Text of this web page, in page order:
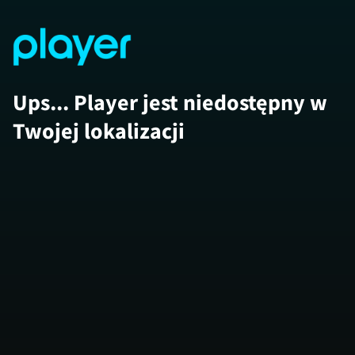
Ups... Player jest niedostępny w
Twojej lokalizacji